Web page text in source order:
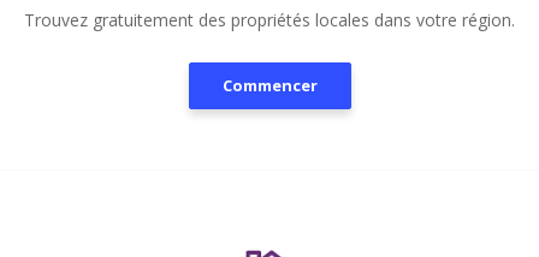
Trouvez gratuitement des propriétés locales dans votre région.
Commencer